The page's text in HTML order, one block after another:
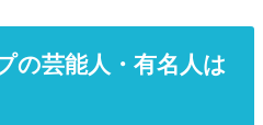
の芸能人・有名人は